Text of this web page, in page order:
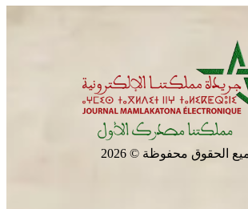
الحقوق محفوظة © 2026